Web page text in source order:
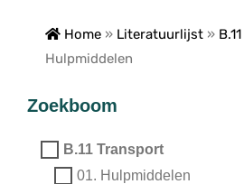
Home » Literatuurlijst »
Hulpmiddelen
Zoekboom
B.11 Transport
01. Hulpmiddelen